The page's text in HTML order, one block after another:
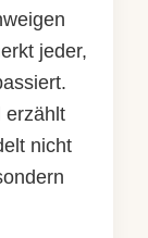
jeder,
erzählt
nicht